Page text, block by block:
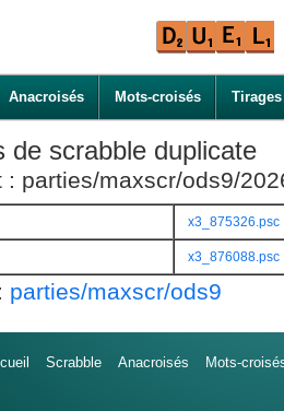
Anacroisés Mots-croisés Tirages
de scrabble duplicate
: parties/maxscr/ods9/
x3_875326.psc
x3_876088.psc
parties/maxscr/ods9
Scrabble Anacroisés Mots-